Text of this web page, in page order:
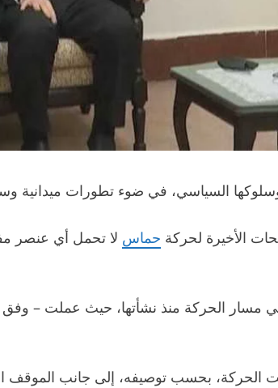
السياسي، في ضوء تطورات ميدانية
الأخيرة لحركة حماس لا تحمل أي عنصر
مسار الحركة منذ نشأتها، حيث عملت – وفق
بحسب توصيفه، إلى جانب الموقف